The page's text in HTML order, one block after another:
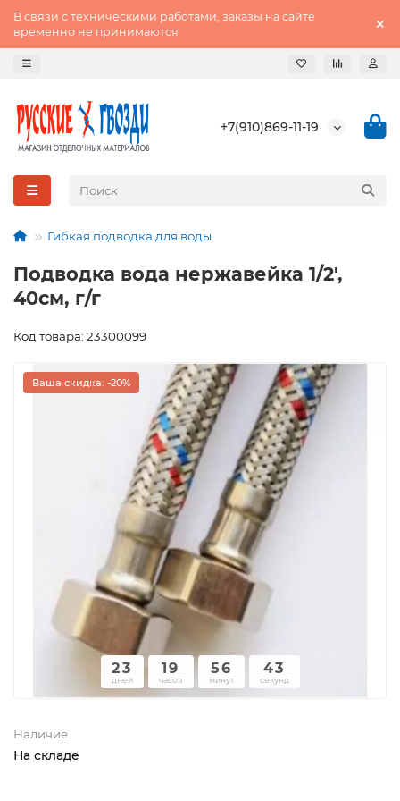
В связи с техническими работами, заказы на сайте
временно не принимаются
+7(910)869-11-19
Гибкая подводка для воды
Подводка вода нержавейка 1/2',
40см, г/г
Код товара: 23300099
Ваша скидка: -20%
23
дней
19
часов
56
минут
43
секунд
Наличие
На складе